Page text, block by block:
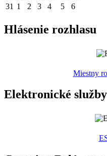
31 1 2 3 4 5 6
Hlásenie rozhlasu
Miestny
Elektronické služby